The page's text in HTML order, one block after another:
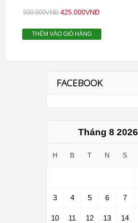
500.000VNĐ 425.000VNĐ
THÊM VÀO GIỎ HÀNG
FACEBOOK
Tháng 8 2026
H B T N S
3 4 5 6 7
10 11 12 13 14